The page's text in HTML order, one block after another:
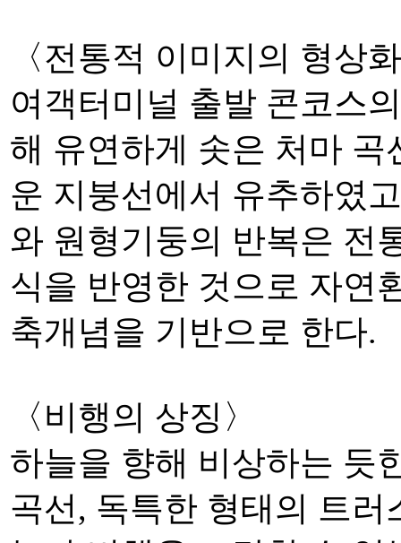
〈전통적 이미지의 형상
여객터미널 출발 콘코스
해 유연하게 솟은 처마
운 지붕선에서 유추하였
와 원형기둥의 반복은 전
식을 반영한 것으로 자연
축개념을 기반으로 한다.
〈비행의 상징〉
하늘을 향해 비상하는 듯
곡선, 독특한 형태의 트